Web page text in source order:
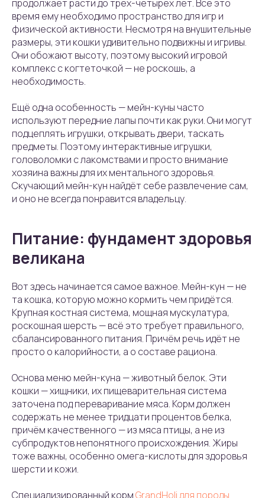
продолжает расти до трёх-четырёх лет. Всё это
время ему необходимо пространство для игр и
физической активности. Несмотря на внушительные
размеры, эти кошки удивительно подвижны и игривы.
Они обожают высоту, поэтому высокий игровой
комплекс с когтеточкой — не роскошь, а
необходимость.
Ещё одна особенность — мейн-куны часто
используют передние лапы почти как руки. Они могут
подцеплять игрушки, открывать двери, таскать
предметы. Поэтому интерактивные игрушки,
головоломки с лакомствами и просто внимание
хозяина важны для их ментального здоровья.
Скучающий мейн-кун найдёт себе развлечение сам,
и оно не всегда понравится владельцу.
Питание: фундамент здоровья
великана
Вот здесь начинается самое важное. Мейн-кун — не
та кошка, которую можно кормить чем придётся.
Крупная костная система, мощная мускулатура,
роскошная шерсть — всё это требует правильного,
сбалансированного питания. Причём речь идёт не
просто о калорийности, а о составе рациона.
Основа меню мейн-куна — животный белок. Эти
кошки — хищники, их пищеварительная система
заточена под переваривание мяса. Корм должен
содержать не менее тридцати процентов белка,
причём качественного — из мяса птицы, а не из
субпродуктов непонятного происхождения. Жиры
тоже важны, особенно омега-кислоты для здоровья
шерсти и кожи.
Специализированный кормGrandHoli для породы